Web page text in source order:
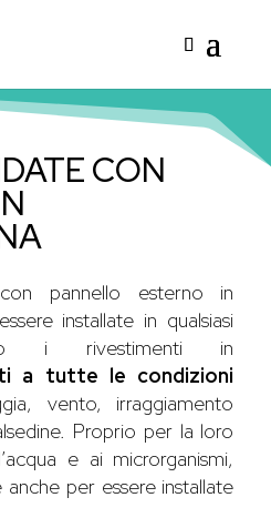
CON
pannello esterno in
installate in qualsiasi
i rivestimenti in
a tutte le condizioni
vento, irraggiamento
Proprio per la loro
e ai microrganismi,
per essere installate